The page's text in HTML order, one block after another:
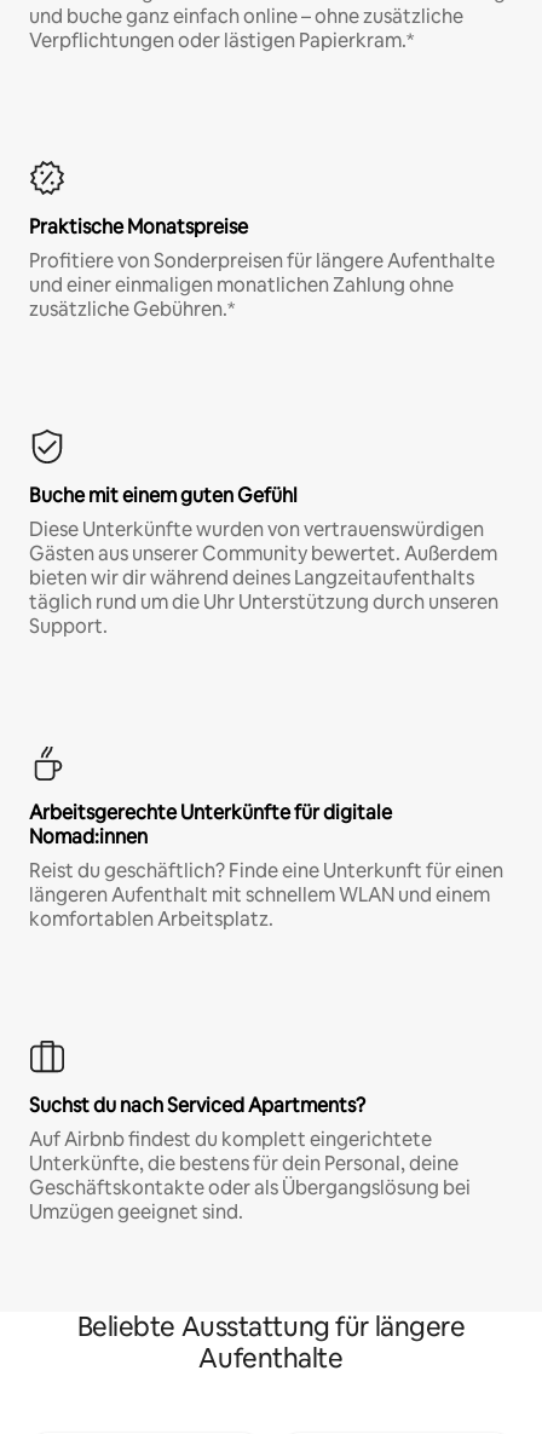
und buche ganz einfach online – ohne zusätzliche
Verpflichtungen oder lästigen Papierkram.*
Praktische Monatspreise
Profitiere von Sonderpreisen für längere Aufenthalte
und einer einmaligen monatlichen Zahlung ohne
zusätzliche Gebühren.*
Buche mit einem guten Gefühl
Diese Unterkünfte wurden von vertrauenswürdigen
Gästen aus unserer Community bewertet. Außerdem
bieten wir dir während deines Langzeitaufenthalts
täglich rund um die Uhr Unterstützung durch unseren
Support.
Arbeitsgerechte Unterkünfte für digitale
Nomad:innen
Reist du geschäftlich? Finde eine Unterkunft für einen
längeren Aufenthalt mit schnellem WLAN und einem
komfortablen Arbeitsplatz.
Suchst du nach Serviced Apartments?
Auf Airbnb findest du komplett eingerichtete
Unterkünfte, die bestens für dein Personal, deine
Geschäftskontakte oder als Übergangslösung bei
Umzügen geeignet sind.
Beliebte Ausstattung für längere
Aufenthalte